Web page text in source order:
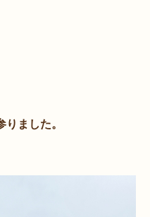
ました。